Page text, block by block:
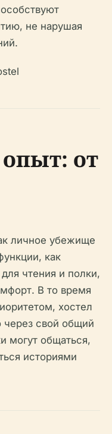
не нарушая
от
личное убежище
как
чтения и полки,
В то время
хостел
свой общий
могут общаться,
историями